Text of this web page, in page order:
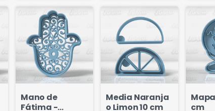
Mano de
Fátima -
Media Naranja
o Limon 10 cm
cm